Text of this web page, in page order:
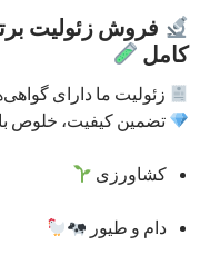
فروش زئولیت
کامل
زئولیت ما دارای
تضمین کیفیت، خلوص
کشاورزی
دام و طیور